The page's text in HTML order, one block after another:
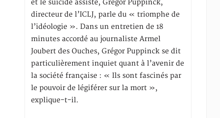
et le suicide assisté, Gregor Puppinck,
directeur de l’ICLJ, parle du « triomphe de
l’idéologie ». Dans un entretien de 18
minutes accordé au journaliste Armel
Joubert des Ouches, Grégor Puppinck se dit
particulièrement inquiet quant à l’avenir de
la société française : « Ils sont fascinés par
le pouvoir de légiférer sur la mort »,
explique-t-il.